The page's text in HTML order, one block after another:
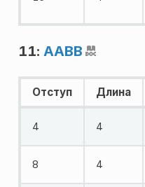
11: AABB
Отступ Длина
4 4
8 4